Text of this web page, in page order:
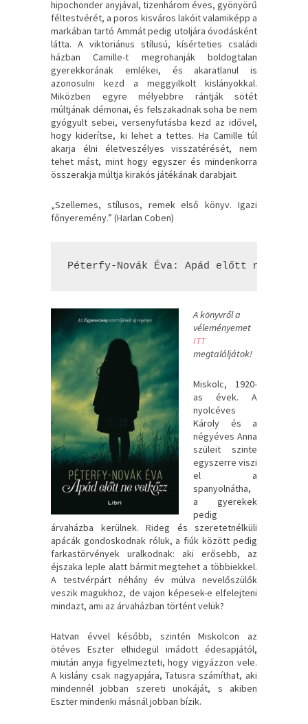
hipochonder anyjával, tizenhárom éves, gyönyörű
féltestvérét, a poros kisváros lakóit valamiképp a
markában tartó Ammát pedig utoljára óvodásként
látta. A viktoriánus stílusú, kísérteties családi
házban Camille-t megrohanják boldogtalan
gyerekkorának emlékei, és akaratlanul is
azonosulni kezd a meggyilkolt kislányokkal.
Miközben egyre mélyebbre rántják sötét
múltjának démonai, és felszakadnak soha be nem
gyógyult sebei, versenyfutásba kezd az idővel,
hogy kiderítse, ki lehet a tettes. Ha Camille túl
akarja élni életveszélyes visszatérését, nem
tehet mást, mint hogy egyszer és mindenkorra
összerakja múltja kirakós játékának darabjait.
„Szellemes, stílusos, remek első könyv. Igazi
főnyeremény.” (Harlan Coben)
Péterfy-Novák Éva: Apád ​előtt ne
A könyvről a
véleményemet
ITT
megtaláljátok!
Miskolc, ​1920-
as évek. A
nyolcéves
Károly és a
négyéves Anna
szüleit szinte
egyszerre viszi
el a
spanyolnátha,
a gyerekek
pedig
árvaházba kerülnek. Rideg és szeretetnélküli
apácák gondoskodnak róluk, a fiúk között pedig
farkastörvények uralkodnak: aki erősebb, az
éjszaka leple alatt bármit megtehet a többiekkel.
A testvérpárt néhány év múlva nevelőszülők
veszik magukhoz, de vajon képesek-e elfelejteni
mindazt, ami az árvaházban történt velük?
Hatvan évvel később, szintén Miskolcon az
ötéves Eszter elhidegül imádott édesapjától,
miután anyja figyelmezteti, hogy vigyázzon vele.
A kislány csak nagyapjára, Tatusra számíthat, aki
mindennél jobban szereti unokáját, s akiben
Eszter mindenki másnál jobban bízik.